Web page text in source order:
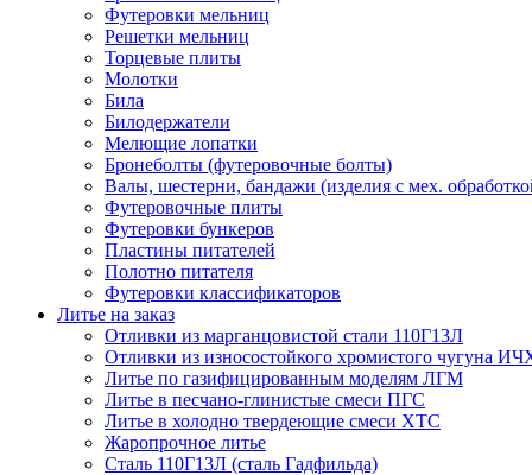
Футеровки мельниц
Решетки мельниц
Торцевые плиты
Молотки
Била
Билодержатели
Мелющие лопатки
Бронеболты (футеровочные болты)
Валы, шестерни, бандажи (изделия с мех.
Футеровочные плиты
Футеровки бункеров
Пластины питателей
Полотно питателя
Футеровки классификаторов
Литье на заказ
Отливки из марганцовистой стали 110Г13Л
Отливки из износостойкого хромистого чугуна
Литье по газифицированным моделям ЛГМ
Литье в песчано-глинистые смеси ПГС
Литье в холодно твердеющие смеси ХТС
Жаропрочное литье
Сталь 110Г13Л (сталь Гадфильда)